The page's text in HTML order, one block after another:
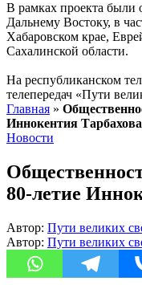
В рамках проекта были
Дальнему Востоку, в
Хабаровском крае,
Сахалинской области.
На республиканском
телепередач «Пути
Главная »
Иннокентия Тарбахова
Новости
80-летие
Автор: Пути великих
Автор: Пути великих